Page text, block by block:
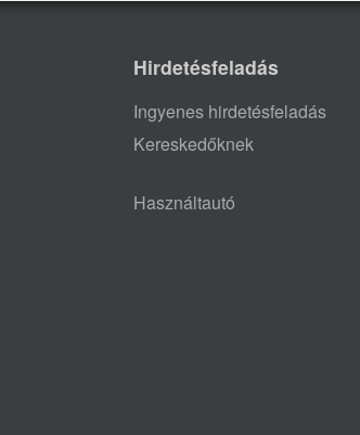
Hirdetésfeladás
Ingyenes hirdetésfeladás
Kereskedőknek
Használtautó